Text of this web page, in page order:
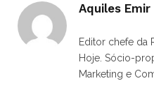
Aquiles Emir
Editor chefe da
Hoje. Sócio-
Marketing e